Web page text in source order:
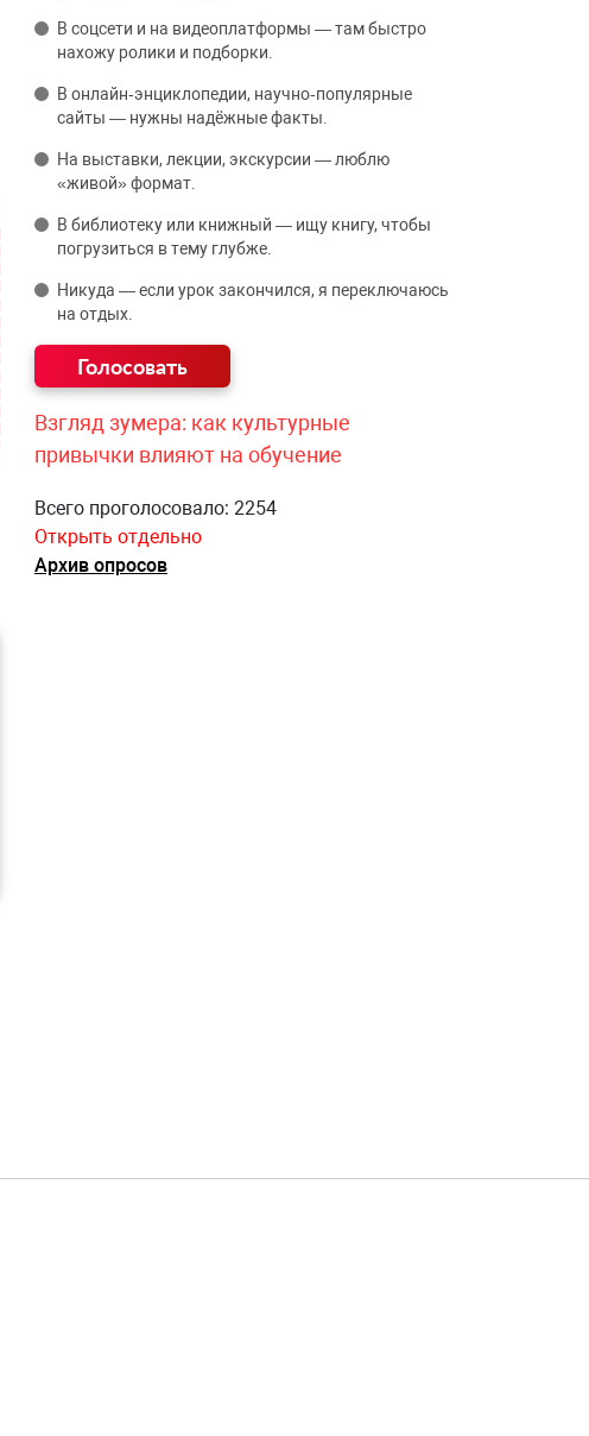
В соцсети и на видеоплатформы — там быстро
нахожу ролики и подборки.
В онлайн‑энциклопедии, научно‑популярные
сайты — нужны надёжные факты.
На выставки, лекции, экскурсии — люблю
«живой» формат.
В библиотеку или книжный — ищу книгу, чтобы
погрузиться в тему глубже.
Никуда — если урок закончился, я переключаюсь
на отдых.
Взгляд зумера: как культурные
привычки влияют на обучение
Всего проголосовало: 2254
Открыть отдельно
Архив опросов